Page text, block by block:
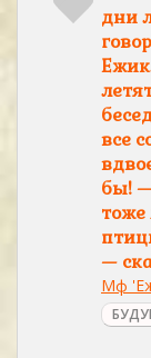
дни
все
бы!
—
Мф